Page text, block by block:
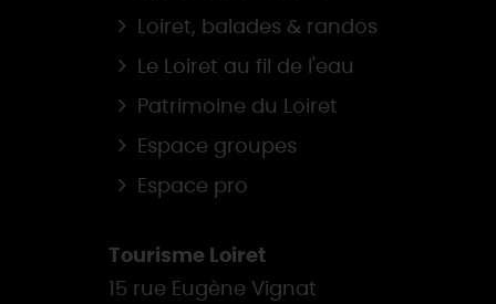
Loiret, balades & randos
Le Loiret au fil de l'eau
Patrimoine du Loiret
Espace groupes
Espace pro
Tourisme Loiret
15 rue Eugène Vignat